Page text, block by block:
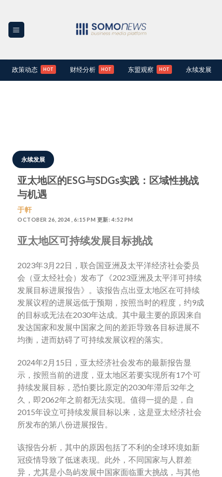
content
政策动态 财经分析 东盟观察 永续发展
永续发展
亚太地区的ESG与SDGs实践：区域性挑战
与机遇
于軒
OCTOBER 26, 2024 , 6:15 PM 更新: 4:52 PM
亚太地区可持续发展目标挑战
2023年3月22日，联合国亚洲及太平洋经济社会委员
会（亚太经社会）发布了《2023亚洲及太平洋可持续
发展目标进展报告》。该报告点出亚太地区在可持续
发展议程的进展远低于预期，按照当时的程度，约9成
的目标或无法在2030年达成。其中最主要的原因来自
发达国家和发展中国家之间的差距导致各目标进展不
均衡，进而妨碍了可持续发展议程的落实。
2024年2月15日，亚太经济社会发布的最新报告显
示，按照当前的进度，亚太地区若要实现所有17个可
持续发展目标，恐怕要比原定的2030年滞后32年之
久，即2062年之前都无法实现。值得一提的是，自
2015年设立可持续发展目标以来，这是亚太经济社会
所发布的第八份进展报告。
该报告分析，其中的原因包括了不利的全球环境如新
冠疫情导致了低迷表现。此外，不同国家与人群差
异，尤其是小岛屿发展中国家面临重大挑战，与其他